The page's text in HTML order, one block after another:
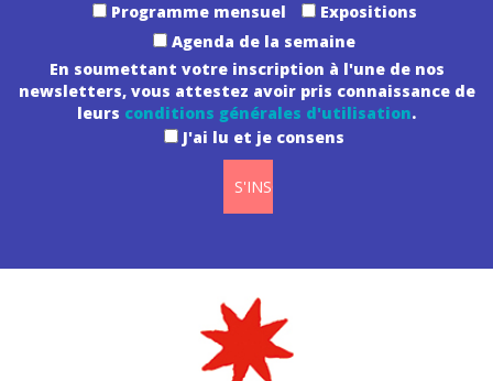
Programme mensuel
Expositions
Agenda de la semaine
En soumettant votre inscription à l'une de nos
newsletters, vous attestez avoir pris connaissance de
leurs conditions générales d'utilisation.
J'ai lu et je consens